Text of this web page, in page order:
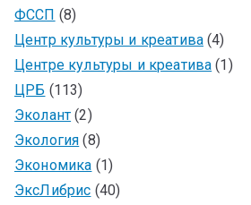
ФССП (8)
Центр культуры и креатива (4)
Центре культуры и креатива (1)
ЦРБ (113)
Эколант (2)
Экология (8)
Экономика (1)
ЭксЛибрис (40)